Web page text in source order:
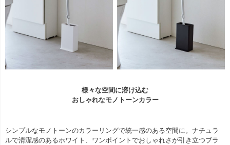
様々な空間に溶け込む
おしゃれなモノトーンカラー
シンプルなモノトーンのカラーリングで統一感のある空間に。ナチュラ
ルで清潔感のあるホワイト、ワンポイントでおしゃれさが引き立つブラ